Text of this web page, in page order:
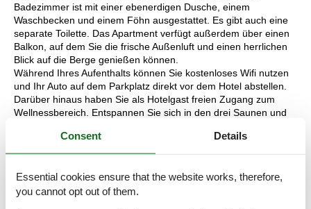
Badezimmer ist mit einer ebenerdigen Dusche, einem
Waschbecken und einem Föhn ausgestattet. Es gibt auch eine
separate Toilette. Das Apartment verfügt außerdem über einen
Balkon, auf dem Sie die frische Außenluft und einen herrlichen
Blick auf die Berge genießen können.
Während Ihres Aufenthalts können Sie kostenloses Wifi nutzen
und Ihr Auto auf dem Parkplatz direkt vor dem Hotel abstellen.
Darüber hinaus haben Sie als Hotelgast freien Zugang zum
Wellnessbereich. Entspannen Sie sich in den drei Saunen und
Die Aufteilung der Unterkunft kann variieren. Die Grundrisse und
Bilder vermitteln einen guten Eindruck, dienen aber nur zur
Consent Details
Essential cookies ensure that the website works, therefore,
you cannot opt out of them.